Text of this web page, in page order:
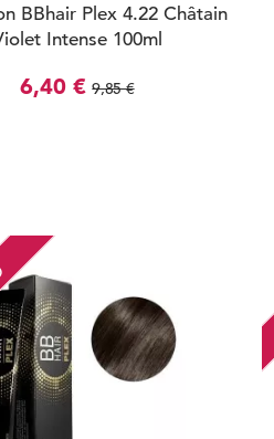
BBhair Plex 4.22 Châtain
Intense 100ml
6,40 € 9,85 €